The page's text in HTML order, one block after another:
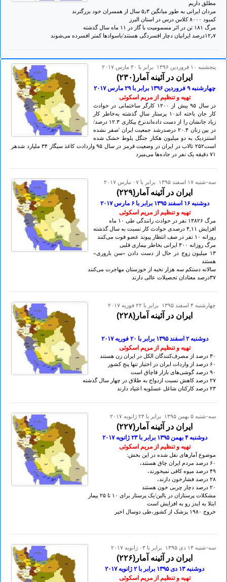
مطلق داریم
مردان ایرانی به طور میانگین ۵٫۳ سال از همسران خود بزرگترند
کمبود ۸٠٠٠ کلاس درس در استان البرز
مرگ ۱۸۱ تن در اثر مسمومیت با گاز در ۱۱ ماه سال گذشته
۱۲٫۷درصد ایرانیان دچار افسردگی هستند/باسوادها کمتر افسرده می‌شوند
پنجشنبه ۱۰ فروردين ۱۳۹۶ برابر با ۳۰ مارس ۲۰۱۷
ایران در آئینه آمار(۲۳۰)
چهارشنبه ۹ فروردين ۱۳۹۶ برابر با ۲۹ مارس ۲۰۱۷
تهيه و تنظيم از مريم اسکوئی
در سال ۹۵ بیش از ۱۲۰۰ کارگر ساختمانی در حوادث
کار جان باخته اند۱۰ پرستار سالِ گذشته به‌خاطر کار
زیاد جانشان را از دست داده‌اندنرخ بیکاری ۱۲.۳ درصد/
در بین زنان ۲۰.۴ درصدرشد جمعیت ایران 'صفر نشده
استنزدیک به دو میلیون هکتار جنگل بلوط خشک شده
است۲۵۲ تالاب در ایران در وضعیت قرمز در سال ۹۵ واردادت کاغذ سیگار ۳۴ ملیارد شدهر
۷۱ دقیقه یک نفر در جاده‌ها می‌میرد
سه-شنبه ۱۷ اسفند ۱۳۹۵ برابر با ۰۷ مارس ۲۰۱۷
ایران در آئینه آمار(۲۲۹)
دوشنبه ۱۶ اسفند ۱۳۹۵ برابر با ۶ مارس ۲٠۱۷
تهيه و تنظيم از مريم اسکوئی
مرگ ۱۳۸۲۶ نفر در حوادث رانندگی طی ۱٠ ماه
افزایش ۴,۱۱ درصدی حوادث کار نسبت به سال گذشته
روزانه ۱٠ نفر در صف انتظار پیوند عضو فوت می‌کنند
مرگ روزانه ۳٠٠ ایرانی بخاطر بیماری قلبی
۱۳ میلیون زوج در حال از دست دادن «سن باروری‌»
هستند
سالانه دستکم سه هزار نخبه از خوزستان مهاجرت می‌کنند
۳۷درصد معتادان تحصیلات عالی دارند
چهارشنبه ۴ اسفند ۱۳۹۵ برابر با ۲۲ فوريه ۲۰۱۷
ایران در آئینه آمار(۲۲۸)
دوشنبه ۲ اسفند ۱۳۹۵ برابر با ۲٠ فوريه ۲٠۱۷
تهيه و تنظيم از مريم اسکوئی
۳٠ درصد از مصرف‌کنندگان الکل در ایران زن هستند
۶٠ درصد از واردات ایران در اختیار تنها پنج کشور
۹٠ درصد گوشی‌های بازار قاچاق است
۲۷ درصد کاهش نسبت ازدواج به طلاق در چهار سال گذشته
۲۳ درصد کارکنان شاغل عسلویه اعتیاد دارند
سه-شنبه ۵ بهمن ۱۳۹۵ برابر با ۲۴ ژانويه ۲۰۱۷
ایران در آئینه آمار(۲۲۷)
دوشنبه ۴ بهمن ۱۳۹۵ برابر با ۲۳ ژانويه ۲٠۱۷
تهيه و تنظيم از مريم اسکوئی
موضوع آمارهای نقل شده در این بخش:
۶٠ درصد مردم ایران چاق هستند،
۴۹ درصد میوه کافی نمیخورند،
۲۸ درصد فشارخون دارند،
۲٠ درصد دچار چربی خون هستند
مشکلات پرستاران در بالین/یک پرستار برای ۱٠ تا ۲۵ بیمار
ابتلا به ایدز رو به افزایش است
خروج ۱۹۸٠ پزشک از کشور،طی دوسال اخیر
سه-شنبه ۱۴ دی ۱۳۹۵ برابر با ۰۳ ژانويه ۲۰۱۷
ایران در آئینه آمار(۲۲۶)
دوشنبه ۱۳ دی ۱۳۹۵ برابر با ۲ ژانويه ۲٠۱۷
تهيه و تنظيم از مريم اسکوئی